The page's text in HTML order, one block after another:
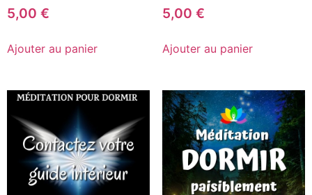
5,00 €
Ajouter au panier
5,00 €
Ajouter au panier